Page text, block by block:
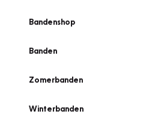
Bandenshop
Banden
Zomerbanden
Winterbanden